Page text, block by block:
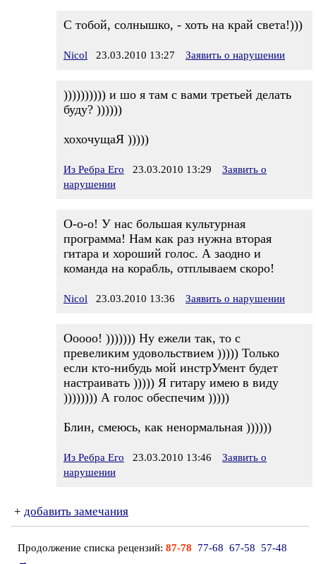
С тобой, солнышко, - хоть на край света!)))
Nicol 23.03.2010 13:27 Заявить о нарушении
)))))))))) и шо я там с вами третьей делать
буду? ))))))
хохочущаЯ )))))
Из Ребра Его 23.03.2010 13:29
Заявить о
нарушении
О-о-о! У нас большая культурная
программа! Нам как раз нужна вторая
гитара и хороший голос. А заодно и
команда на корабль, отплываем скоро!
Nicol 23.03.2010 13:36 Заявить о нарушении
Ооооо! ))))))) Ну ежели так, то с
превеликим удовольствием ))))) Только
если кто-нибудь мой инстрУмент будет
настраивать ))))) Я гитару имею в виду
)))))))) А голос обеспечим )))))
Блин, смеюсь, как ненормальная ))))))
Из Ребра Его 23.03.2010 13:46
Заявить о
нарушении
+ добавить замечания
Продолжение списка рецензий: 87-78 77-68 67-58 57-48